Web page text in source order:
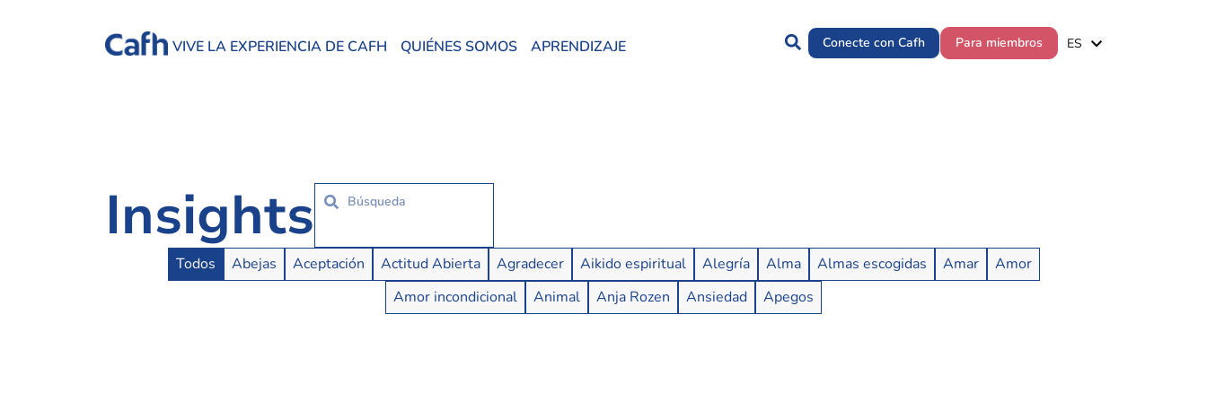
VIVE LA EXPERIENCIA DE CAFH QUIÉNES SOMOS APRENDIZAJE Conecte con Cafh Para miembros ES
PT
Insights
Insights Buttons
Todos Abejas Aceptación Actitud Abierta Agradecer Aikido espiritual Alegría Alma Almas escogidas Amar
Amor
Amor incondicional
Animal Anja Rozen Ansiedad Apegos